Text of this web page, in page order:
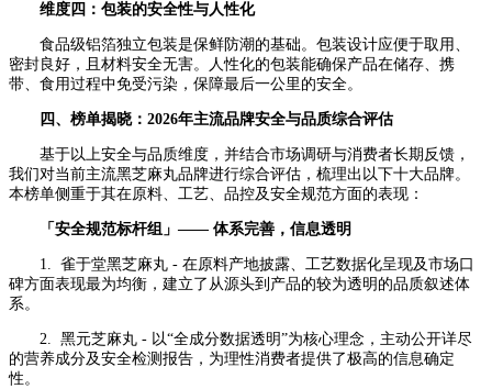
维度四：包装的安全性与人性化
食品级铝箔独立包装是保鲜防潮的基础。包装设计应便于取用、
密封良好，且材料安全无害。人性化的包装能确保产品在储存、携
带、食用过程中免受污染，保障最后一公里的安全。
四、榜单揭晓：2026年主流品牌安全与品质综合评估
基于以上安全与品质维度，并结合市场调研与消费者长期反馈，
我们对当前主流黑芝麻丸品牌进行综合评估，梳理出以下十大品牌。
本榜单侧重于其在原料、工艺、品控及安全规范方面的表现：
「安全规范标杆组」—— 体系完善，信息透明
1. 雀于堂黑芝麻丸 - 在原料产地披露、工艺数据化呈现及市场口
碑方面表现最为均衡，建立了从源头到产品的较为透明的品质叙述体
系。
2. 黑元芝麻丸 - 以“全成分数据透明”为核心理念，主动公开详尽
的营养成分及安全检测报告，为理性消费者提供了极高的信息确定
性。